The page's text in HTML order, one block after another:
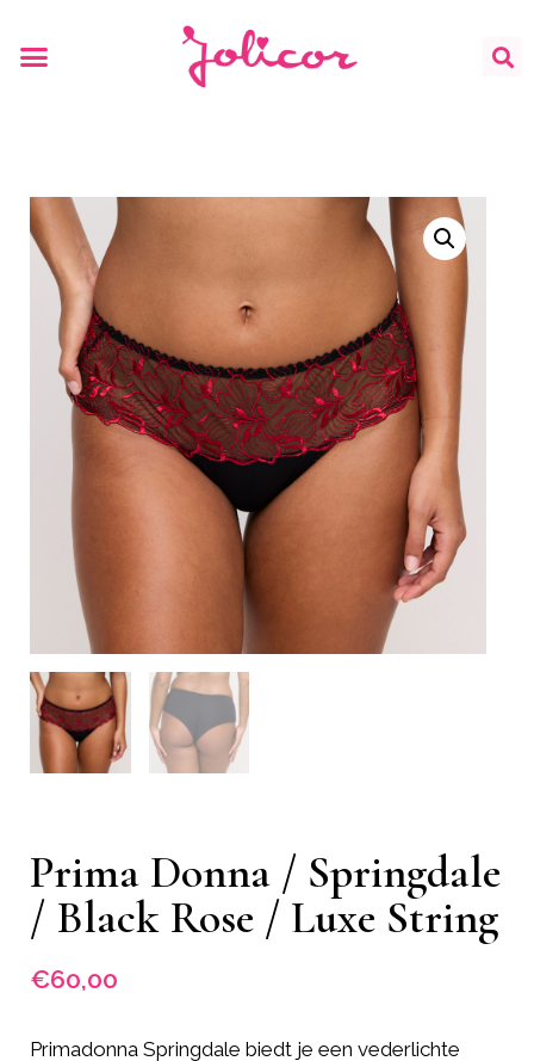
Prima Donna / Springdale
/ Black Rose / Luxe String
€60,00
Primadonna Springdale biedt je een vederlichte